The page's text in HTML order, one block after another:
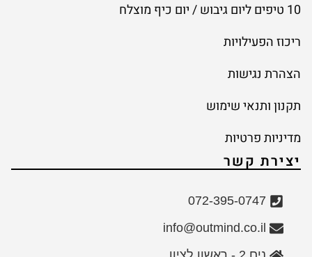
10 טיפים ליום גיבוש / יום כיף מוצלח
ריכוז הפעילויות
הצהרת נגישות
תקנון ותנאי שימוש
מדיניות פרטיות
יצירת קשר
072-395-0747
info@outmind.co.il